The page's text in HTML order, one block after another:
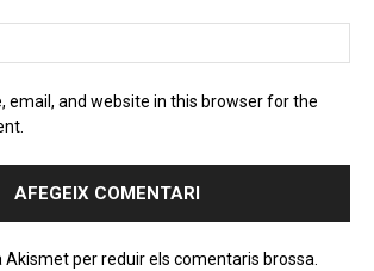
email, and website in this browser for the
per reduir els comentaris brossa.